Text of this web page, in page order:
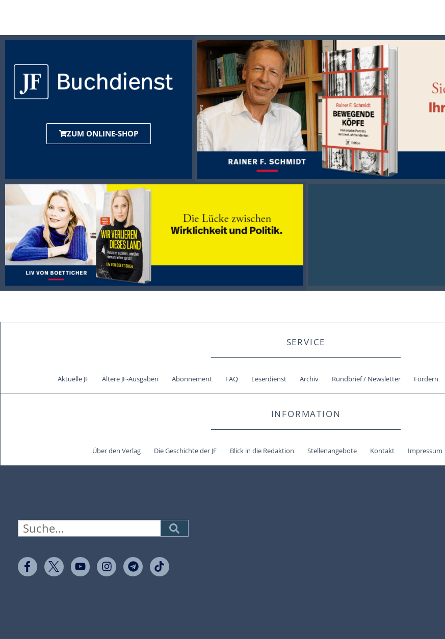
ZUM ONLINE-SHOP
SERVICE
Aktuelle JF Ältere JF-Ausgaben Abonnement FAQ Leserdienst Archiv Rundbrief / Newsletter Fördern
INFORMATION
Über den Verlag Die Geschichte der JF Blick in die Redaktion Stellenangebote Kontakt Impressum